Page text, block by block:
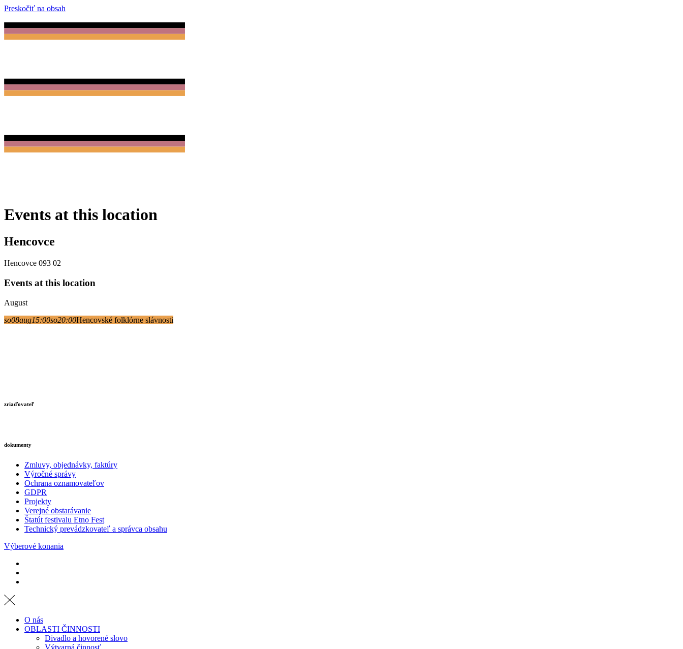
Preskočiť na obsah
Events at this location
Hencovce
Hencovce 093 02
Events at this location
August
so08aug15:00so20:00Hencovské folklórne slávnosti
zriaďovateľ
dokumenty
Zmluvy, objednávky, faktúry
Výročné správy
Ochrana oznamovateľov
GDPR
Projekty
Verejné obstarávanie
Štatút festivalu Etno Fest
Technický prevádzkovateľ a správca obsahu
Výberové konania
O nás
OBLASTI ČINNOSTI
Divadlo a hovorené slovo